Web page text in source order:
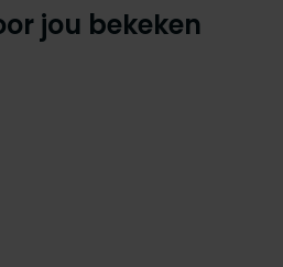
jou bekeken